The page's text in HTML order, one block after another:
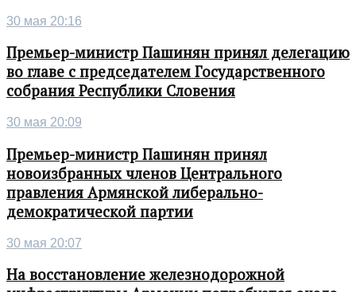
30 мая 20:16
Премьер-министр Пашинян принял делегацию
во главе с председателем Государственного
собрания Республики Словения
30 мая 20:09
Премьер-министр Пашинян принял
новоизбранных членов Центрального
правления Армянской либерально-
демократической партии
30 мая 20:07
На восстановление железнодорожной